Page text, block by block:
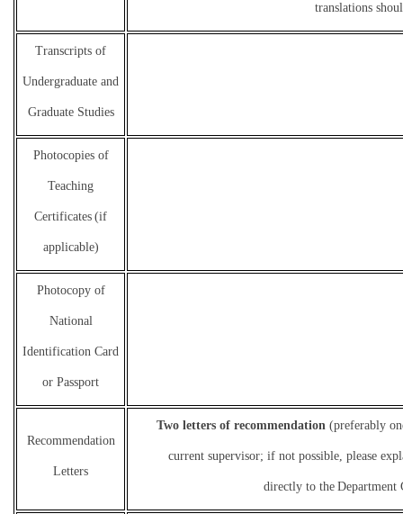
translations
Transcripts of
Undergraduate and
Graduate Studies
Photocopies of
Teaching
Certificates (if
applicable)
Photocopy of
National
Identification Card
or Passport
Recommendation
Letters
Two letters of recommendation (preferably
current supervisor; if not possible, please
directly to the Department